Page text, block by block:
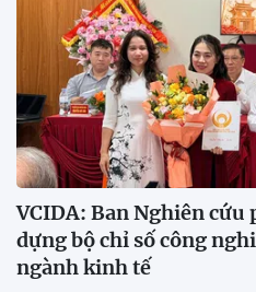
VCIDA: Ban Nghiên cứu
dựng bộ chỉ số công
ngành kinh tế